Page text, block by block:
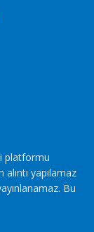
platformu
yapılamaz
Bu